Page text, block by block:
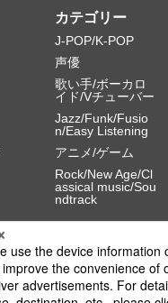
カテゴリー
J-POP/K-POP
声優
歌い手/ボーカロ
イド/Vチューバー
Jazz/Funk/Fusio
n/Easy Listening
アニメ/ゲーム
Rock/New Age/Cl
assical music/Sou
ndtrack